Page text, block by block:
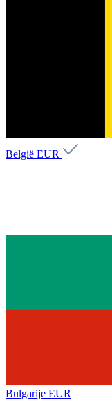
België EUR
Bulgarije EUR